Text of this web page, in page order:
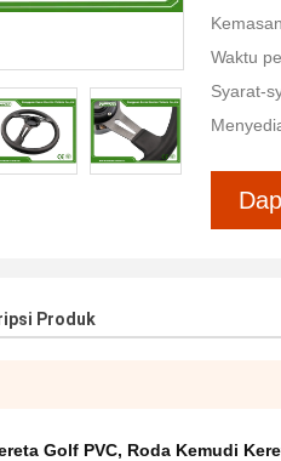
Waktu
Syarat-
Produk
Golf PVC, Roda Kemudi